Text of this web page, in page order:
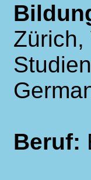
Zürich,
Beruf: